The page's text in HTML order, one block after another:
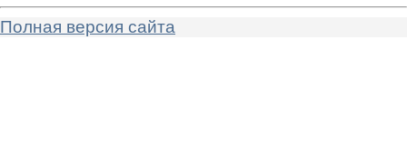
Полная версия сайта